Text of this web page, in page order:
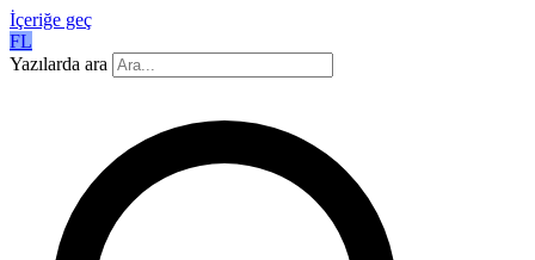
İçeriğe geç
FL
Yazılarda ara